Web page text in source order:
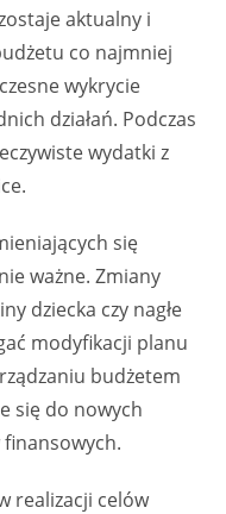
aktualny i
co najmniej
wykrycie
działań. Podczas
wydatki z
się
ważne. Zmiany
dziecka czy nagłe
modyfikacji planu
budżetem
się do nowych
realizacji celów